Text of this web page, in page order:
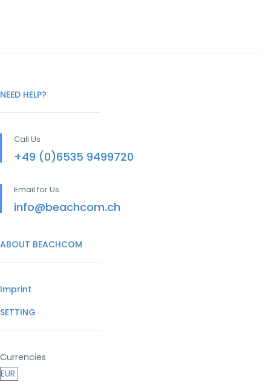
NEED HELP?
Call Us
+49 (0)6535 9499720
Email for Us
info@beachcom.ch
ABOUT BEACHCOM
Imprint
SETTING
Currencies